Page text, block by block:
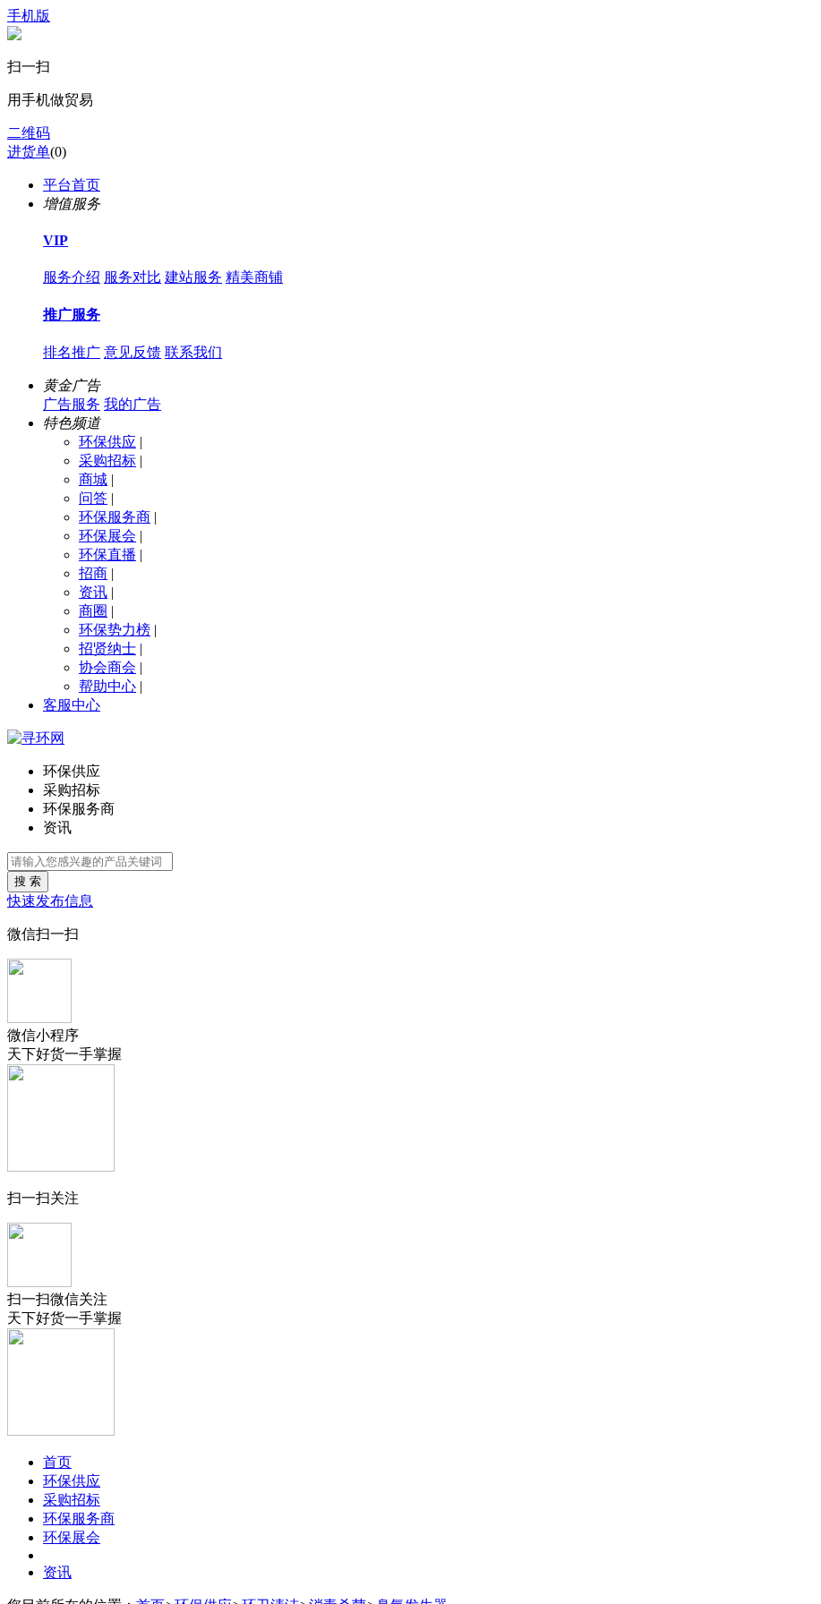
手机版
扫一扫
用手机做贸易
二维码
进货单(0)
平台首页
增值服务
VIP
服务介绍 服务对比 建站服务 精美商铺
推广服务
排名推广 意见反馈 联系我们
黄金广告
广告服务 我的广告
特色频道
环保供应 |
采购招标 |
商城 |
问答 |
环保服务商 |
环保展会 |
环保直播 |
招商 |
资讯 |
商圈 |
环保势力榜 |
招贤纳士 |
协会商会 |
帮助中心 |
客服中心
环保供应
采购招标
环保服务商
资讯
搜 索
快速发布信息
微信扫一扫
微信小程序
天下好货一手掌握
扫一扫关注
扫一扫微信关注
天下好货一手掌握
首页
环保供应
采购招标
环保服务商
环保展会
资讯